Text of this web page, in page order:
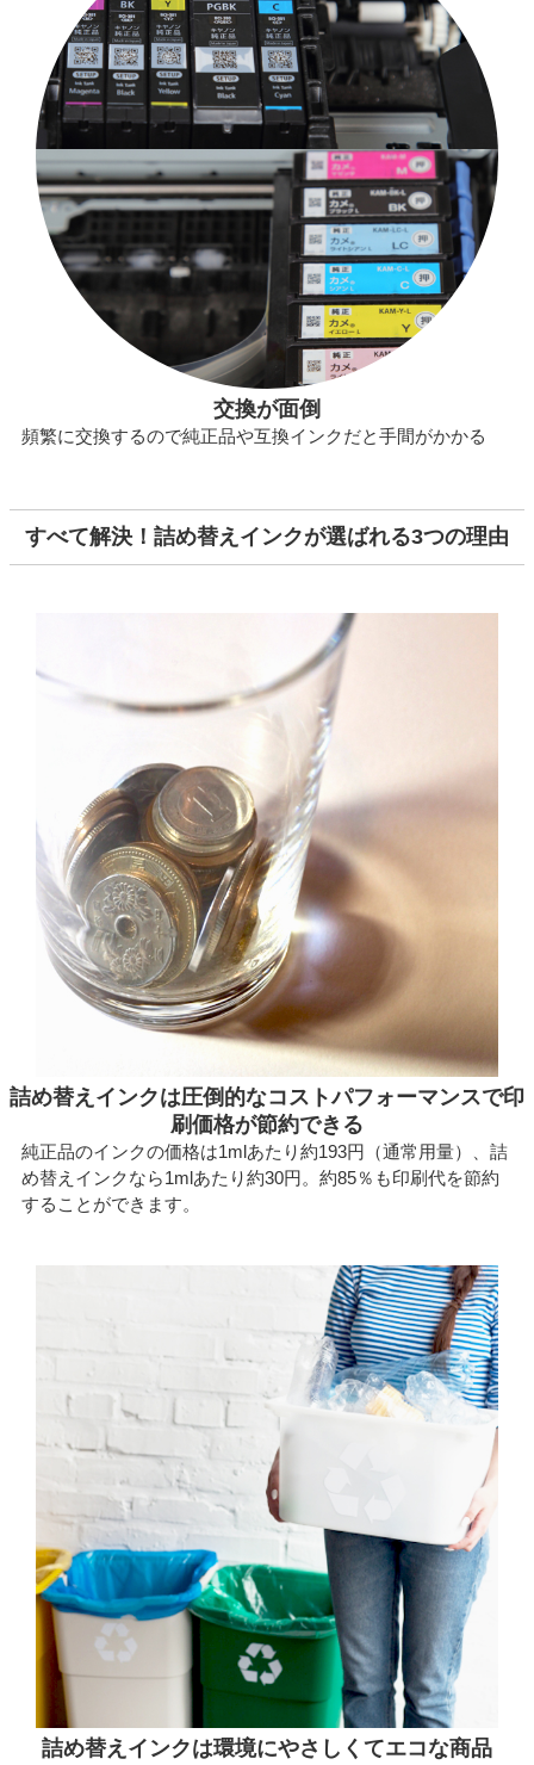
交換が面倒
頻繁に交換するので純正品や互換インクだと手間がかかる
すべて解決！詰め替えインクが選ばれる3つの理由
詰め替えインクは圧倒的なコストパフォーマンスで印
刷価格が節約できる
純正品のインクの価格は1mlあたり約193円（通常用量）、詰
め替えインクなら1mlあたり約30円。約85％も印刷代を節約
することができます。
詰め替えインクは環境にやさしくてエコな商品